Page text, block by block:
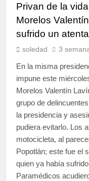
Privan de la
Morelos
sufrido un
soledad 3
En la misma
impune este
Morelos Valentín
grupo de
la presidencia y
pudiera evitarlo. Los
motocicleta, al
Popotlán; este fue el
quien ya había
Paramédicos